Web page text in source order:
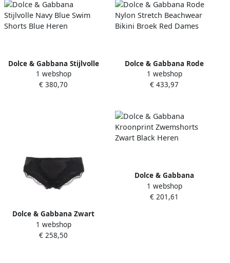
Dolce & Gabbana Stijlvolle
Navy Blue Swim Shorts Blue
Heren
1 webshop
€ 380,70
Dolce & Gabbana Rode
Nylon Stretch Beachwear
Bikini Broek Red Dames
1 webshop
€ 433,97
Dolce & Gabbana Zwart
Kant Strandkleding Satijn
Black Dames
1 webshop
€ 258,50
Dolce & Gabbana
Kroonprint Zwemshorts
Zwart Black Heren
1 webshop
€ 201,61